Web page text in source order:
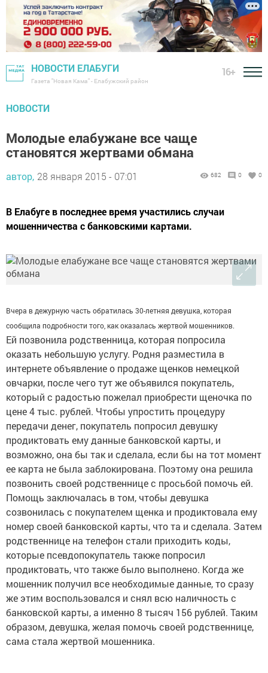
НОВОСТИ ЕЛАБУГИ
Газета "Новая Кама" - Елабужский район
16+
НОВОСТИ
Молодые елабужане все чаще
становятся жертвами обмана
автор, 28 января 2015 - 07:01 682 0 0
В Елабуге в последнее время участились случаи
мошенничества с банковскими картами.
Вчера в дежурную часть обратилась 30-летняя девушка, которая
сообщила подробности того, как оказалась жертвой мошенников.
Ей позвонила родственница, которая попросила
оказать небольшую услугу. Родня разместила в
интернете объявление о продаже щенков немецкой
овчарки, после чего тут же объявился покупатель,
который с радостью пожелал приобрести щеночка по
цене 4 тыс. рублей. Чтобы упростить процедуру
передачи денег, покупатель попросил девушку
продиктовать ему данные банковской карты, и
возможно, она бы так и сделала, если бы на тот момент
ее карта не была заблокирована. Поэтому она решила
позвонить своей родственнице с просьбой помочь ей.
Помощь заключалась в том, чтобы девушка
созвонилась с покупателем щенка и продиктовала ему
номер своей банковской карты, что та и сделала. Затем
родственнице на телефон стали приходить коды,
которые псевдопокупатель также попросил
продиктовать, что также было выполнено. Когда же
мошенник получил все необходимые данные, то сразу
же этим воспользовался и снял всю наличность с
банковской карты, а именно 8 тысяч 156 рублей. Таким
образом, девушка, желая помочь своей родственнице,
сама стала жертвой мошенника.